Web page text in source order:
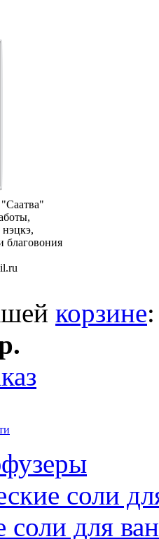
нэцкэ,
благовония
корзине
соли
соли для